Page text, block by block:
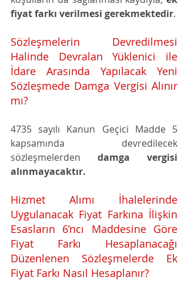
fiyat farkı verilmesi gerekmektedir.
Sözleşmelerin Devredilmesi
Halinde Devralan Yüklenici ile
İdare Arasında Yapılacak Yeni
Sözleşmede Damga Vergisi Alınır
mı?
4735 sayılı Kanun Geçici Madde 5
kapsamında devredilecek
sözleşmelerden damga vergisi
alınmayacaktır.
Hizmet Alımı İhalelerinde
Uygulanacak Fiyat Farkına İlişkin
Esasların 6’ncı Maddesine Göre
Fiyat Farkı Hesaplanacağı
Düzenlenen Sözleşmelerde Ek
Fiyat Farkı Nasıl Hesaplanır?